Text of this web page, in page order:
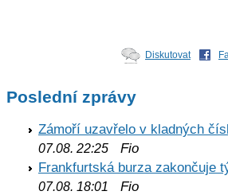
Diskutovat
Poslední zprávy
Zámoří uzavřelo v kladných
07.08. 22:25 Fio
Frankfurtská burza zakončuje
07.08. 18:01
Fio